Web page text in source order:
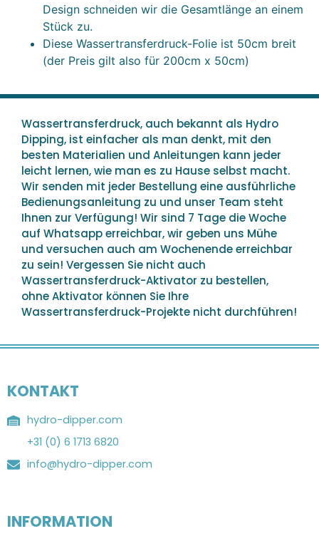
Design schneiden wir die Gesamtlänge an einem
Stück zu.
Diese Wassertransferdruck-Folie ist 50cm breit
(der Preis gilt also für 200cm x 50cm)
Wassertransferdruck, auch bekannt als Hydro
Dipping, ist einfacher als man denkt, mit den
besten Materialien und Anleitungen kann jeder
leicht lernen, wie man es zu Hause selbst macht.
Wir senden mit jeder Bestellung eine ausführliche
Bedienungsanleitung zu und unser Team steht
Ihnen zur Verfügung! Wir sind 7 Tage die Woche
auf Whatsapp erreichbar, wir geben uns Mühe
und versuchen auch am Wochenende erreichbar
zu sein! Vergessen Sie nicht auch
Wassertransferdruck-Aktivator zu bestellen,
ohne Aktivator können Sie Ihre
Wassertransferdruck-Projekte nicht durchführen!
KONTAKT
hydro-dipper.com
+31 (0) 6 1713 6820
info@hydro-dipper.com
INFORMATION